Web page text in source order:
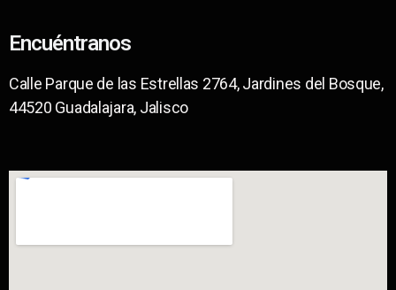
Encuéntranos
Calle Parque de las Estrellas 2764, Jardines del Bosque,
44520 Guadalajara, Jalisco